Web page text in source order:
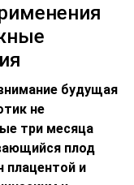
будущая
не
три месяца
плод
и